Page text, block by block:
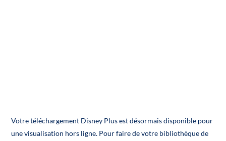
Votre téléchargement Disney Plus est désormais disponible pour
une visualisation hors ligne. Pour faire de votre bibliothèque de